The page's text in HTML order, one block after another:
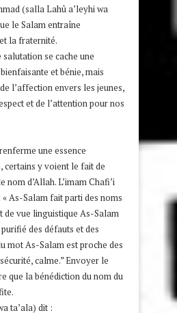
(salla Lahû a’leyhi wa
le Salam entraîne
la fraternité.
se cache une
et bénie, mais
l’affection envers les jeunes,
et de l’attention pour nos
une essence
y voient le fait de
d’Allah. L’imam Chafi’i
As-Salam fait parti des noms
de vue linguistique As-Salam
des défauts et des
mot As-Salam est proche des
calme.” Envoyer le
que la bénédiction du nom du
ta’ala) dit :